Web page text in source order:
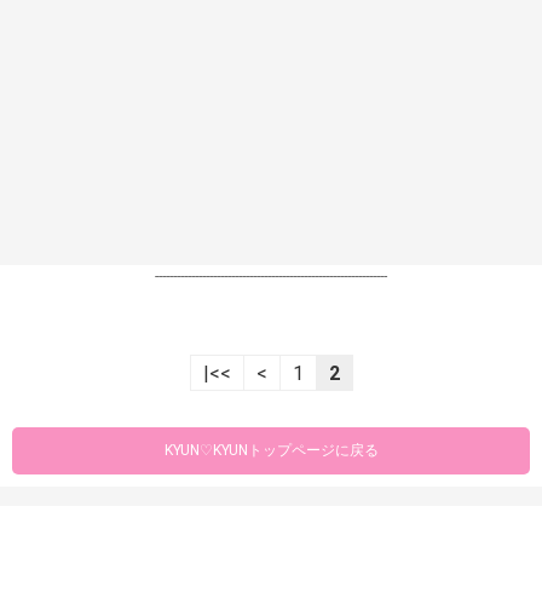
----------------------------------------------------------------
|<< < 1 2
KYUN♡KYUNトップページに戻る